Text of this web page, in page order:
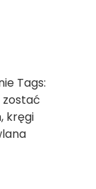
Tags:
zostać
, kręgi